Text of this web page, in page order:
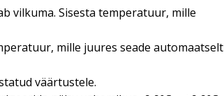
vilkuma. Sisesta temperatuur, mille
mille juures seade automaatselt
väärtustele.